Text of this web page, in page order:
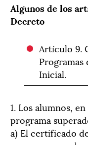
Algunos de los
Decreto
Artículo 9.
Inicial.
1. Los alumnos,
programa
a) El certificado